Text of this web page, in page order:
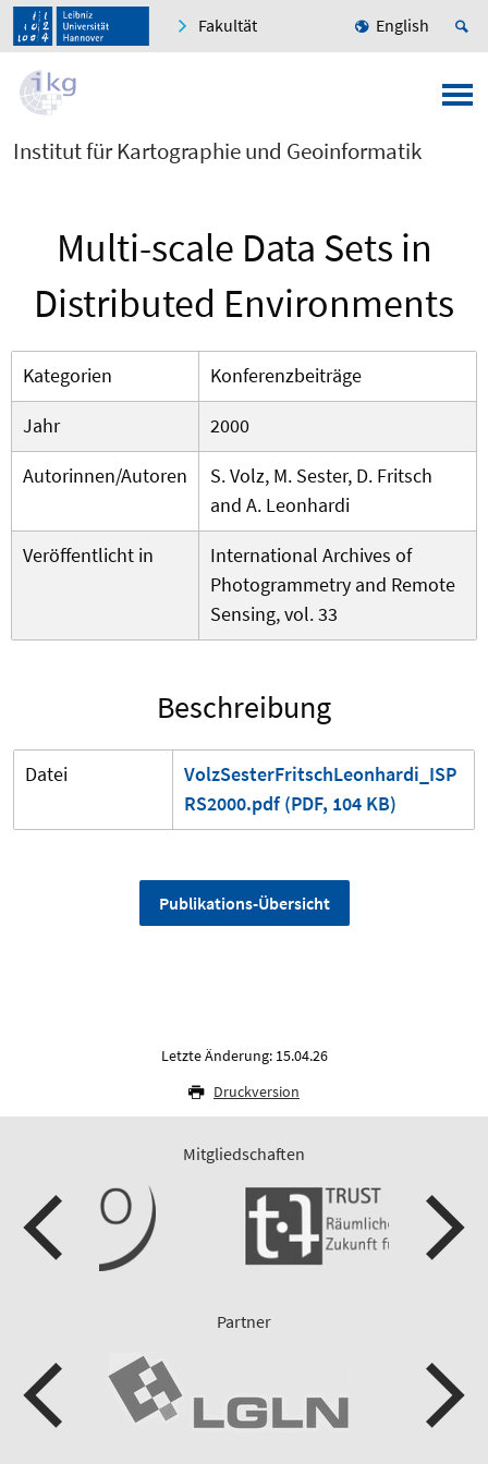
Fakultät English
Institut für Kartographie und Geoinformatik
Multi-scale Data Sets in
Distributed Environments
Kategorien
Konferenzbeiträge
Jahr
2000
Autorinnen/Autoren
S. Volz, M. Sester, D. Fritsch
and A. Leonhardi
Veröffentlicht in
International Archives of
Photogrammetry and Remote
Sensing, vol. 33
Beschreibung
Datei
VolzSesterFritschLeonhardi_ISP
RS2000.pdf (PDF, 104 KB)
Publikations-Übersicht
Letzte Änderung: 15.04.26
Druckversion
Mitgliedschaften
Partner